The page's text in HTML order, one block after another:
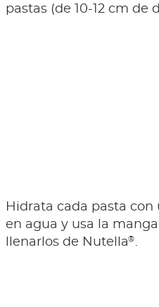
pastas (de 10-12 cm de
Hidrata cada pasta
en agua y usa la
llenarlos de Nutella® .